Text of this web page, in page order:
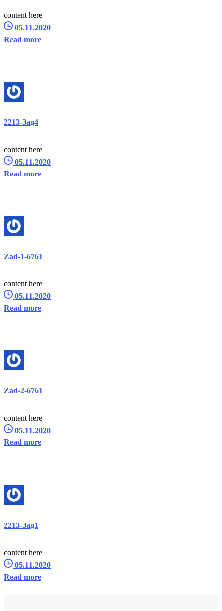
content here
05.11.2020
Read more
2213-Зад4
content here
05.11.2020
Read more
Zad-1-6761
content here
05.11.2020
Read more
Zad-2-6761
content here
05.11.2020
Read more
2213-Зад1
content here
05.11.2020
Read more